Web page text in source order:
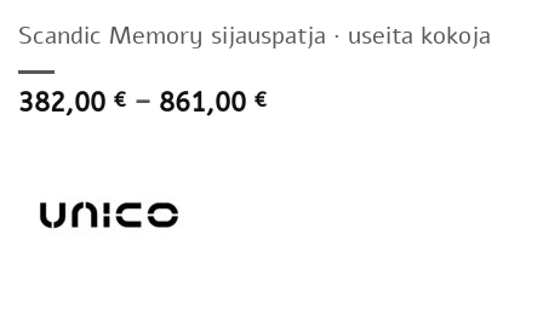
Scandic Memory sijauspatja · useita kokoja
382,00 € – 861,00 €Hintaluokka: